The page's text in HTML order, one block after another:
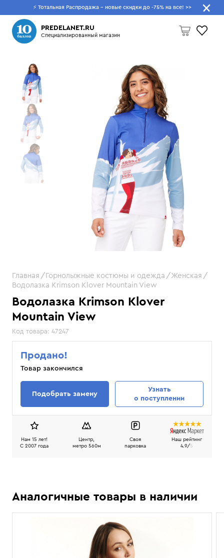
⚡ Тотальная Распродажа - новые скидки до -75% на все! >>
PREDELANET.RU
Специализированный магазин
Пусто
Что будем искать?
Водолазка Krimson Klover
Mountain View
Код товара: 47247
Главная Горнолыжные костюмы и одежда
Женская
Водолазка Krimson Klover Mountain View
Продано!
Товар закончился
Подобрать замену
Узнать
о поступлении
Нам 15 лет!
C 2007 года
Центр,
метро 560м
Своя
парковка
Наш рейтинг
4.9/5
Аналогичные товары в наличии